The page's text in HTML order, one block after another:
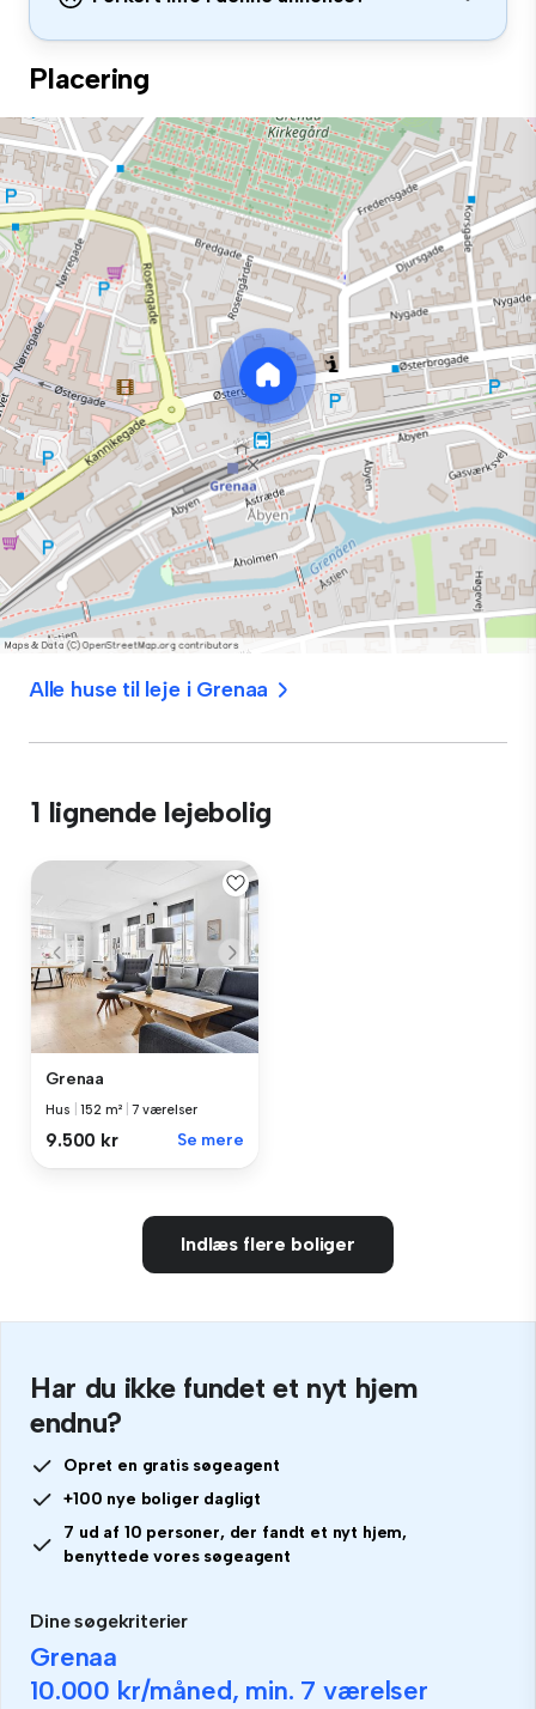
Placering
Alle huse til leje i Grenaa
1 lignende lejebolig
Grenaa
Hus |152 m² |7 værelser
9.500 kr Se mere
Indlæs flere boliger
Har du ikke fundet et nyt hjem
endnu?
Opret en gratis søgeagent
+100 nye boliger dagligt
7 ud af 10 personer, der fandt et nyt hjem,
benyttede vores søgeagent
Dine søgekriterier
Grenaa
10.000 kr/måned, min. 7 værelser